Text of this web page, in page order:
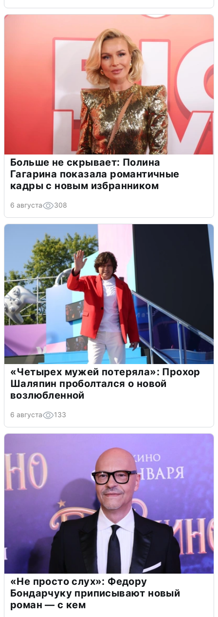
Больше не скрывает: Полина
Гагарина показала романтичные
кадры с новым избранником
6 августа 308
«Четырех мужей потеряла»: Прохор
Шаляпин проболтался о новой
возлюбленной
6 августа 133
«Не просто слух»: Федору
Бондарчуку приписывают новый
роман — с кем